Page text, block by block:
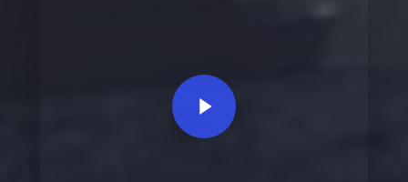
Play Video